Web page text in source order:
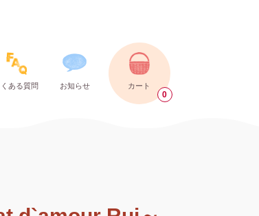
くある質問 お知らせ カート
0